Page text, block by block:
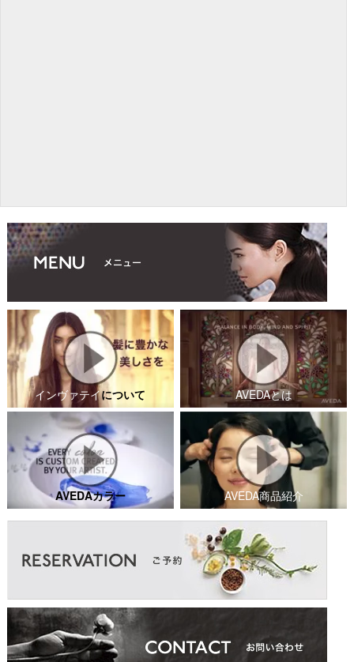
インヴァテイについて AVEDAとは
AVEDAカラー AVEDA商品紹介